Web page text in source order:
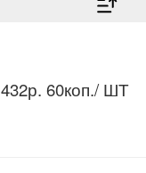
432р. 60коп./ ШТ